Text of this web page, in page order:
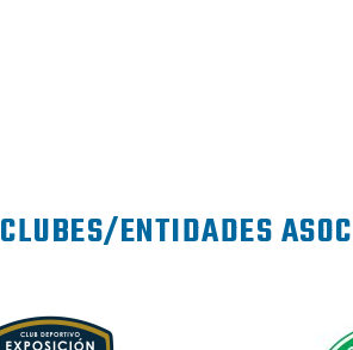
CLUBES/ENTIDADES